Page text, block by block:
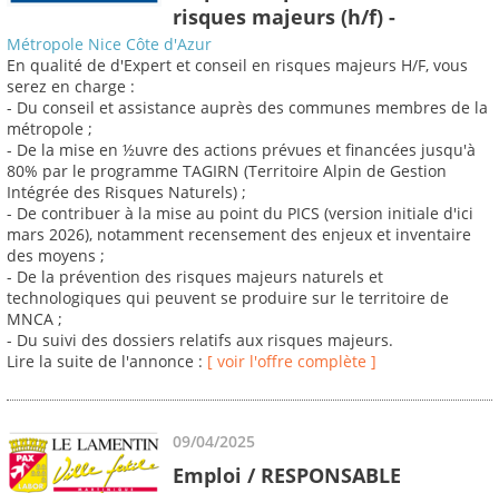
risques majeurs (h/f) -
Métropole Nice Côte d'Azur
En qualité de d'Expert et conseil en risques majeurs H/F, vous
serez en charge :
- Du conseil et assistance auprès des communes membres de la
métropole ;
- De la mise en ½uvre des actions prévues et financées jusqu'à
80% par le programme TAGIRN (Territoire Alpin de Gestion
Intégrée des Risques Naturels) ;
- De contribuer à la mise au point du PICS (version initiale d'ici
mars 2026), notamment recensement des enjeux et inventaire
des moyens ;
- De la prévention des risques majeurs naturels et
technologiques qui peuvent se produire sur le territoire de
MNCA ;
- Du suivi des dossiers relatifs aux risques majeurs.
Lire la suite de l'annonce : [ voir l'offre complète ]
09/04/2025
Emploi / RESPONSABLE